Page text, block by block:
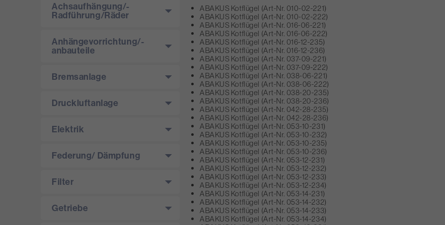
ABAKUS Kotflügel (Art-Nr. 010-02-221)
ABAKUS Kotflügel (Art-Nr. 010-02-222)
ABAKUS Kotflügel (Art-Nr. 016-06-221)
ABAKUS Kotflügel (Art-Nr. 016-06-222)
ABAKUS Kotflügel (Art-Nr. 016-12-235)
ABAKUS Kotflügel (Art-Nr. 016-12-236)
ABAKUS Kotflügel (Art-Nr. 037-09-221)
ABAKUS Kotflügel (Art-Nr. 037-09-222)
ABAKUS Kotflügel (Art-Nr. 038-06-221)
ABAKUS Kotflügel (Art-Nr. 038-06-222)
ABAKUS Kotflügel (Art-Nr. 038-20-235)
ABAKUS Kotflügel (Art-Nr. 038-20-236)
ABAKUS Kotflügel (Art-Nr. 042-28-235)
ABAKUS Kotflügel (Art-Nr. 042-28-236)
ABAKUS Kotflügel (Art-Nr. 053-10-231)
ABAKUS Kotflügel (Art-Nr. 053-10-232)
ABAKUS Kotflügel (Art-Nr. 053-10-235)
ABAKUS Kotflügel (Art-Nr. 053-10-236)
ABAKUS Kotflügel (Art-Nr. 053-12-231)
ABAKUS Kotflügel (Art-Nr. 053-12-232)
ABAKUS Kotflügel (Art-Nr. 053-12-233)
ABAKUS Kotflügel (Art-Nr. 053-12-234)
ABAKUS Kotflügel (Art-Nr. 053-14-231)
ABAKUS Kotflügel (Art-Nr. 053-14-232)
ABAKUS Kotflügel (Art-Nr. 053-14-233)
ABAKUS Kotflügel (Art-Nr. 053-14-234)
Achsaufhängung/­
Radführung/­Räder
Anhängevorrichtung/­-
anbauteile
Bremsanlage
Druckluftanlage
Elektrik
Federung/­ Dämpfung
Filter
Getriebe